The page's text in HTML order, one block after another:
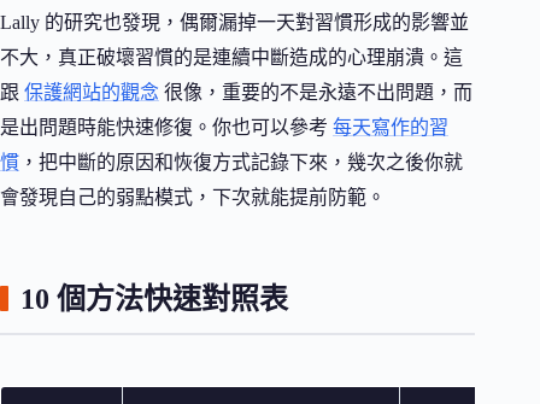
Lally 的研究也發現，偶爾漏掉一天對習慣形成的影響並
不大，真正破壞習慣的是連續中斷造成的心理崩潰。這
跟 保護網站的觀念 很像，重要的不是永遠不出問題，而
是出問題時能快速修復。你也可以參考 每天寫作的習
慣 ，把中斷的原因和恢復方式記錄下來，幾次之後你就
會發現自己的弱點模式，下次就能提前防範。
10 個方法快速對照表